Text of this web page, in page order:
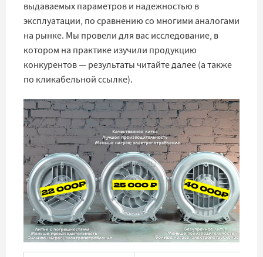
выдаваемых параметров и надежностью в
эксплуатации, по сравнению со многими аналогами
на рынке. Мы провели для вас исследование, в
котором на практике изучили продукцию
конкурентов — результаты читайте далее (а также
по кликабельной ссылке).